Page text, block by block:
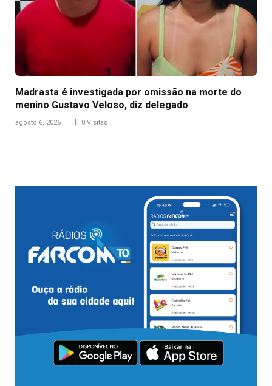
Madrasta é investigada por omissão na morte do
menino Gustavo Veloso, diz delegado
agosto 6, 2026 0 Visitas